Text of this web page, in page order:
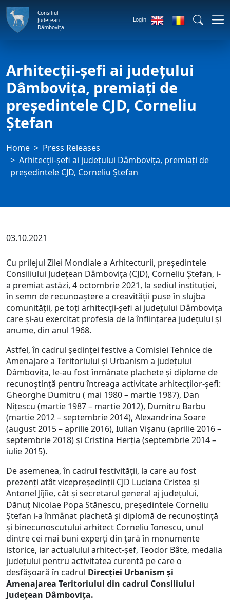
Consiliul
Județean
Dâmbovița
Login
Arhitecții-șefi ai județului
Dâmbovița, premiați de
președintele CJD, Corneliu
Ștefan
Home
Press Releases
Arhitecții-șefi ai județului Dâmbovița, premiați de
președintele CJD, Corneliu Ștefan
03.10.2021
Cu prilejul Zilei Mondiale a Arhitecturii, președintele
Consiliului Județean Dâmbovița (CJD), Corneliu Ștefan, i-
a premiat astăzi, 4 octombrie 2021, la sediul instituției,
în semn de recunoaștere a creavității puse în slujba
comunității, pe toți arhitecții-șefi ai județului Dâmbovița
care și-au exercitat profesia de la înființarea județului și
anume, din anul 1968.
Astfel, în cadrul ședinței festive a Comisiei Tehnice de
Amenajare a Teritoriului și Urbanism a județului
Dâmbovița, le-au fost înmânate plachete și diplome de
recunoștință pentru întreaga activitate arhitecților-șefi:
Gheorghe Dumitru ( mai 1980 – martie 1987), Dan
Nițescu (martie 1987 – martie 2012), Dumitru Barbu
(martie 2012 – septembrie 2014), Alexandrina Soare
(august 2015 – aprilie 2016), Iulian Vișanu (aprilie 2016 –
septembrie 2018) și Cristina Herția (septembrie 2014 –
iulie 2015).
De asemenea, în cadrul festivității, la care au fost
prezenți atât vicepreședinții CJD Luciana Cristea și
Antonel Jîjîie, cât și secretarul general aj județului,
Dănuț Nicolae Popa Stănescu, președintele Corneliu
Ștefan i-a înmânat plachetă și diplomă de recunoștință
și binecunoscutului arhitect Corneliu Ionescu, unul
dintre cei mai buni experți din țară în monumente
istorice, iar actualului arhitect-șef, Teodor Bâte, medalia
județului pentru activitatea curentă pe care o
desfășoară în cadrul Direcției Urbanism și
Amenajarea Teritoriului din cadrul Consiliului
Județean Dâmbovița.